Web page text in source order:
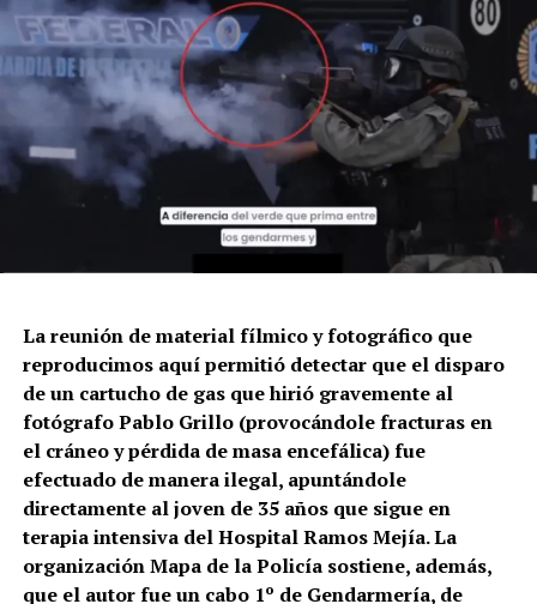
La reunión de material fílmico y fotográfico que
reproducimos aquí permitió detectar que el disparo
de un cartucho de gas que hirió gravemente al
fotógrafo Pablo Grillo (provocándole fracturas en
el cráneo y pérdida de masa encefálica) fue
efectuado de manera ilegal, apuntándole
directamente al joven de 35 años que sigue en
terapia intensiva del Hospital Ramos Mejía. La
organización Mapa de la Policía sostiene, además,
que el autor fue un cabo 1º de Gendarmería, de